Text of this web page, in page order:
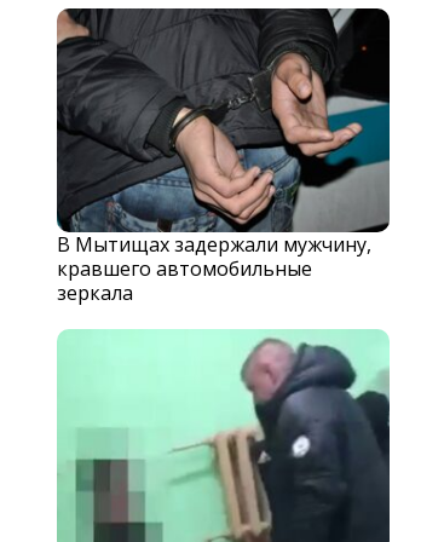
В Мытищах задержали мужчину,
кравшего автомобильные
зеркала